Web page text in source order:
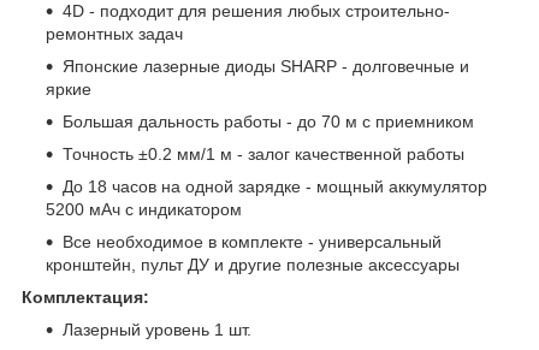
4D - подходит для решения любых строительно-
ремонтных задач
Японские лазерные диоды SHARP - долговечные и
яркие
Большая дальность работы - до 70 м с приемником
Точность ±0.2 мм/1 м - залог качественной работы
До 18 часов на одной зарядке - мощный аккумулятор
5200 мАч с индикатором
Все необходимое в комплекте - универсальный
кронштейн, пульт ДУ и другие полезные аксессуары
Комплектация:
Лазерный уровень 1 шт.